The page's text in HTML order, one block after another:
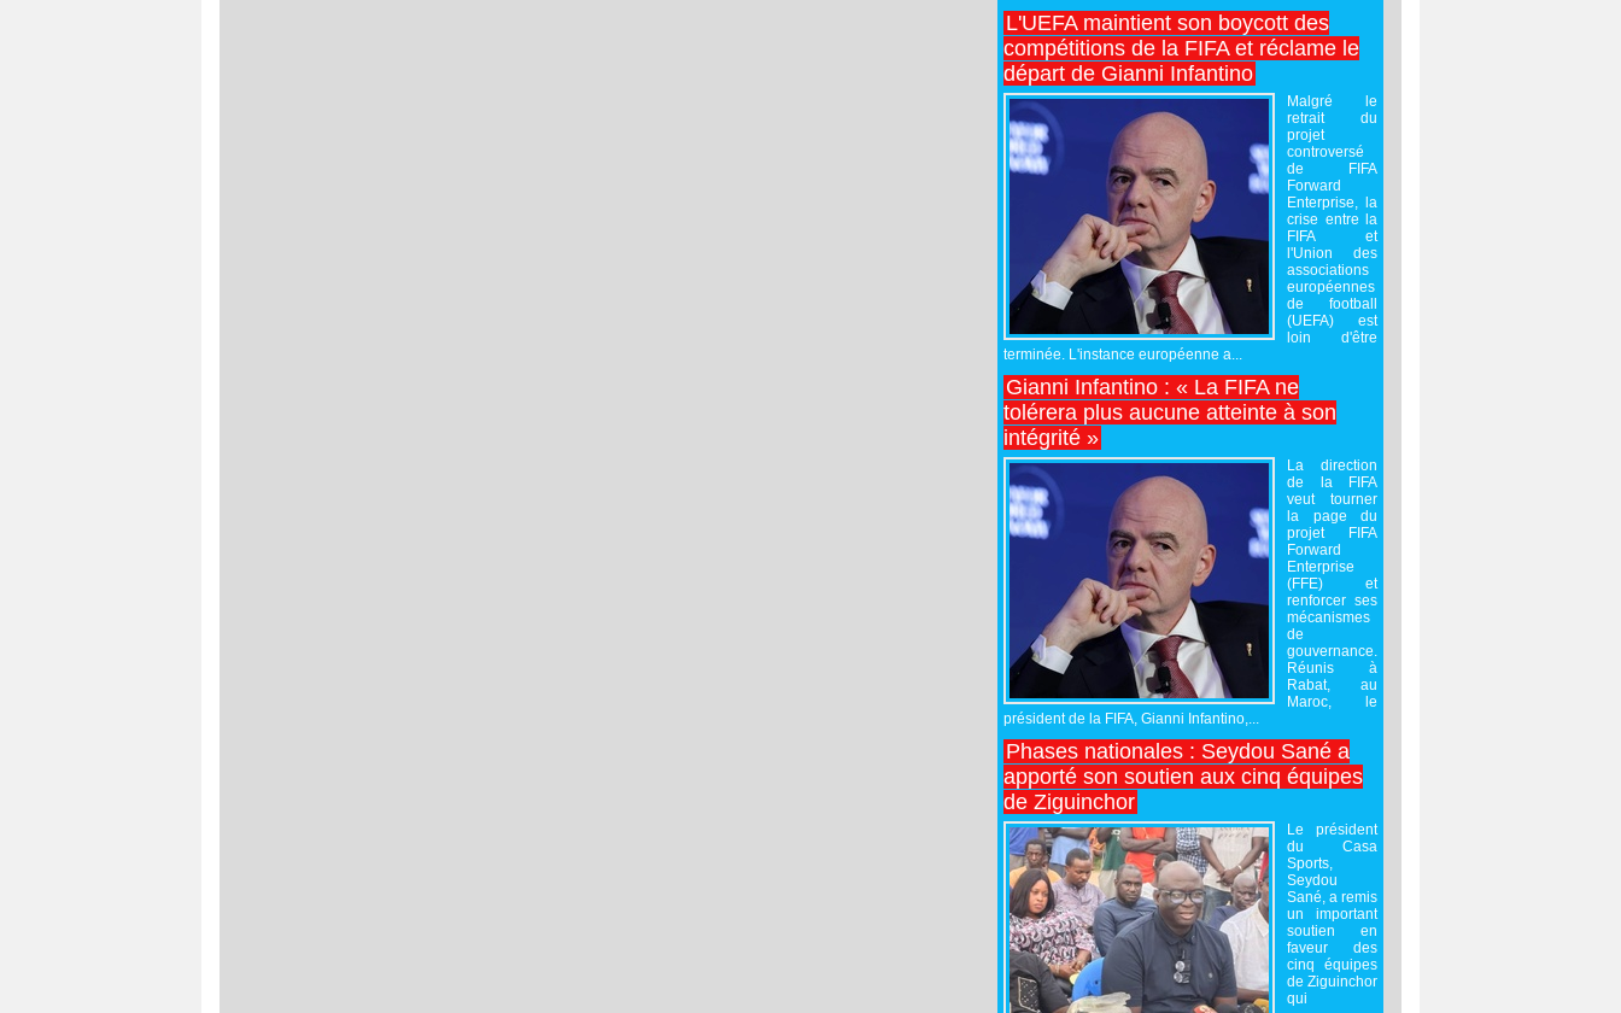
L'UEFA maintient son boycott des
compétitions de la FIFA et réclame le
départ de Gianni Infantino
Malgré le
retrait du
projet
controversé
de FIFA
Forward
Enterprise, la
crise entre la
FIFA et
l'Union des
associations
européennes
de football
(UEFA) est
loin d'être
terminée. L'instance européenne a...
Gianni Infantino : « La FIFA ne
tolérera plus aucune atteinte à son
intégrité »
La direction
de la FIFA
veut tourner
la page du
projet FIFA
Forward
Enterprise
(FFE) et
renforcer ses
mécanismes
de
gouvernance.
Réunis à
Rabat, au
Maroc, le
président de la FIFA, Gianni Infantino,...
Phases nationales : Seydou Sané a
apporté son soutien aux cinq équipes
de Ziguinchor
Le président
du Casa
Sports,
Seydou
Sané, a remis
un important
soutien en
faveur des
cinq équipes
de Ziguinchor
qui